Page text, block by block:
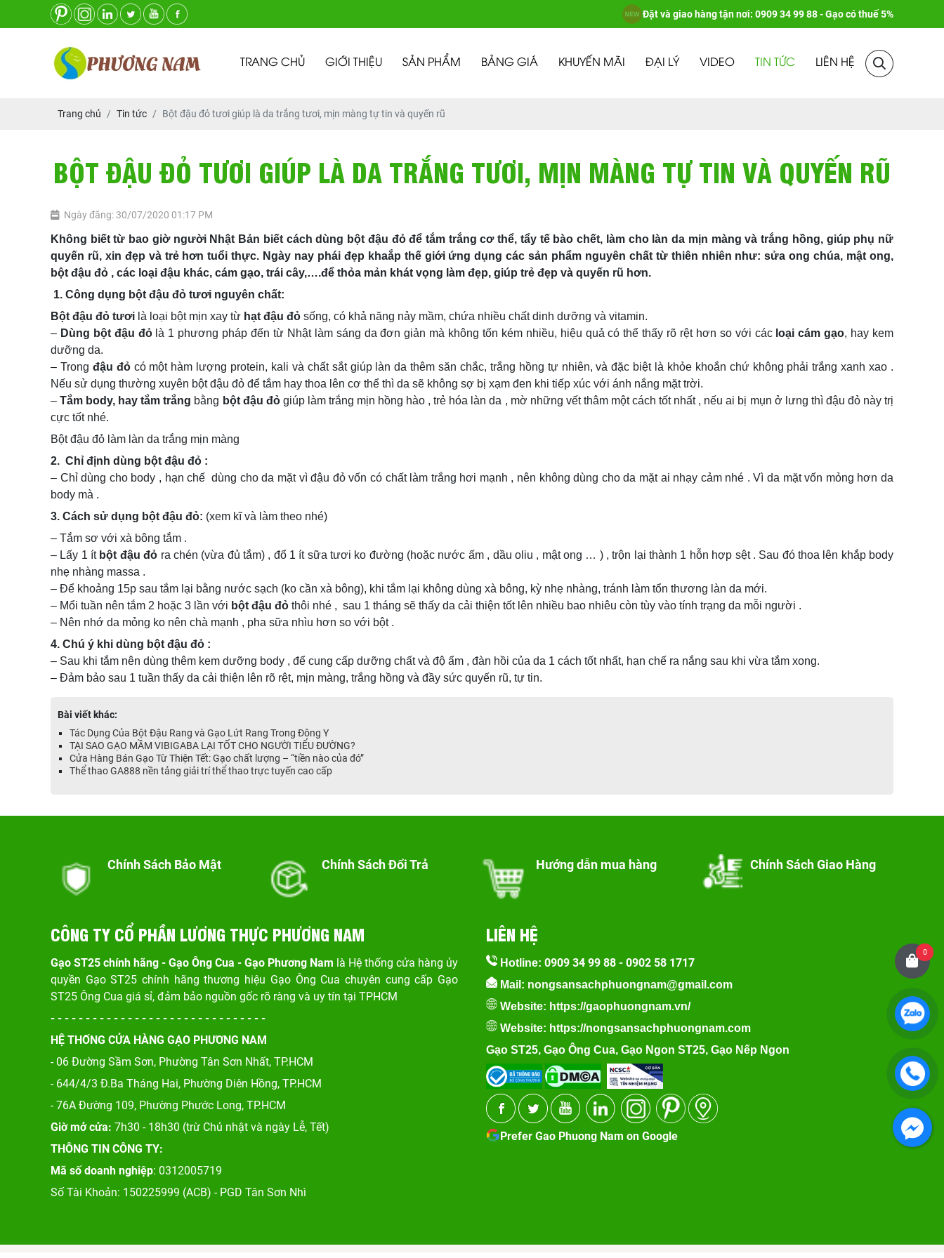
Đặt và giao hàng tận nơi: 0909 34 99 88 - Gạo có thuế 5%
TRANG CHỦ GIỚI THIỆU SẢN PHẨM BẢNG GIÁ KHUYẾN MÃI ĐẠI LÝ VIDEO TIN TỨC LIÊN HỆ
Trang chủ Tin tức Bột đậu đỏ tươi giúp là da trắng tươi, mịn màng tự tin và quyến rũ
BỘT ĐẬU ĐỎ TƯƠI GIÚP LÀ DA TRẮNG TƯƠI, MỊN MÀNG TỰ TIN VÀ QUYẾN RŨ
Ngày đăng: 30/07/2020 01:17 PM
Không biết từ bao giờ người Nhật Bản biết cách dùng bột đậu đỏ để tắm trắng cơ thể, tẩy tế bào chết, làm cho làn da mịn màng và trắng hồng, giúp phụ nữ
quyến rũ, xin đẹp và trẻ hơn tuổi thực. Ngày nay phái đẹp khaắp thế giới ứng dụng các sản phẩm nguyên chất từ thiên nhiên như: sửa ong chúa, mật ong,
bột đậu đỏ , các loại đậu khác, cám gạo, trái cây,….để thỏa mản khát vọng làm đẹp, giúp trẻ đẹp và quyến rũ hơn.
1. Công dụng bột đậu đỏ tươi nguyên chất:
Bột đậu đỏ tươi là loại bột mịn xay từ hạt đậu đỏ sống, có khả năng nảy mầm, chứa nhiều chất dinh dưỡng và vitamin.
– Dùng bột đậu đỏlà 1 phương pháp đến từ Nhật làm sáng da đơn giản mà không tốn kém nhiều, hiệu quả có thể thấy rõ rệt hơn so với các loại cám gạo, hay kem
dưỡng da.
– Trong đậu đỏcó một hàm lượng protein, kali và chất sắt giúp làn da thêm săn chắc, trắng hồng tự nhiên, và đặc biệt là khỏe khoắn chứ không phải trắng xanh xao .
Nếu sử dụng thường xuyên bột đậu đỏ để tắm hay thoa lên cơ thể thì da sẽ không sợ bị xạm đen khi tiếp xúc với ánh nắng mặt trời.
–Tắm body, hay tắm trắng bằng bột đậu đỏgiúp làm trắng mịn hồng hào , trẻ hóa làn da , mờ những vết thâm một cách tốt nhất , nếu ai bị mụn ở lưng thì đậu đỏ này trị
cực tốt nhé.
Bột đậu đỏ làm làn da trắng mịn màng
2. Chỉ định dùng bột đậu đỏ :
– Chỉ dùng cho body , hạn chế dùng cho da mặt vì đậu đỏ vốn có chất làm trắng hơi mạnh , nên không dùng cho da mặt ai nhạy cảm nhé . Vì da mặt vốn mỏng hơn da
body mà .
3. Cách sử dụng bột đậu đỏ: (xem kĩ và làm theo nhé)
– Tắm sơ với xà bông tắm .
– Lấy 1 ít bột đậu đỏ ra chén (vừa đủ tắm) , đổ 1 ít sữa tươi ko đường (hoặc nước ấm , dầu oliu , mật ong … ) , trộn lại thành 1 hỗn hợp sệt . Sau đó thoa lên khắp body
nhẹ nhàng massa .
– Để khoảng 15p sau tắm lại bằng nước sạch (ko cần xà bông), khi tắm lại không dùng xà bông, kỳ nhẹ nhàng, tránh làm tổn thương làn da mới.
– Mổi tuần nên tắm 2 hoặc 3 lần với bột đậu đỏ thôi nhé , sau 1 tháng sẽ thấy da cải thiện tốt lên nhiều bao nhiêu còn tùy vào tính trạng da mỗi người .
– Nên nhớ da mỏng ko nên chà mạnh , pha sữa nhìu hơn so với bột .
4. Chú ý khi dùng bột đậu đỏ :
– Sau khi tắm nên dùng thêm kem dưỡng body , để cung cấp dưỡng chất và độ ẩm , đàn hồi của da 1 cách tốt nhất, hạn chế ra nắng sau khi vừa tắm xong.
– Đảm bảo sau 1 tuần thấy da cải thiện lên rõ rệt, mịn màng, trắng hồng và đầy sức quyến rũ, tự tin.
Bài viết khác:
Tác Dụng Của Bột Đậu Rang và Gạo Lứt Rang Trong Đông Y
TẠI SAO GẠO MẦM VIBIGABA LẠI TỐT CHO NGƯỜI TIỂU ĐƯỜNG?
Cửa Hàng Bán Gạo Từ Thiện Tết: Gạo chất lượng – “tiền nào của đó”
Thể thao GA888 nền tảng giải trí thể thao trực tuyến cao cấp
Chính Sách Bảo Mật Chính Sách Đổi Trả Hướng dẫn mua hàng Chính Sách Giao Hàng
CÔNG TY CỔ PHẦN LƯƠNG THỰC PHƯƠNG NAM
Gạo ST25 chính hãng - Gạo Ông Cua - Gạo Phương Nam là Hệ thống cửa hàng ủy
quyền Gạo ST25 chính hãng thương hiệu Gạo Ông Cua chuyên cung cấp Gạo
ST25 Ông Cua giá sỉ, đảm bảo nguồn gốc rõ ràng và uy tín tại TPHCM
- - - - - - - - - - - - - - - - - - - - - - - - - - - - - - -
HỆ THỐNG CỬA HÀNG GẠO PHƯƠNG NAM
- 06 Đường Sầm Sơn, Phường Tân Sơn Nhất, TP.HCM
- 644/4/3 Đ.Ba Tháng Hai, Phường Diên Hồng, TP.HCM
- 76A Đường 109, Phường Phước Long, TP.HCM
Giờ mở cửa: 7h30 - 18h30 (trừ Chủ nhật và ngày Lễ, Tết)
THÔNG TIN CÔNG TY:
Mã số doanh nghiệp: 0312005719
Số Tài Khoản: 150225999 (ACB) - PGD Tân Sơn Nhì
LIÊN HỆ
Hotline: 0909 34 99 88 - 0902 58 1717
Mail: nongsansachphuongnam@gmail.com
Website: https://gaophuongnam.vn/
Website: https://nongsansachphuongnam.com
Gạo ST25, Gạo Ông Cua, Gạo Ngon ST25, Gạo Nếp Ngon
Prefer Gao Phuong Nam on Google
0